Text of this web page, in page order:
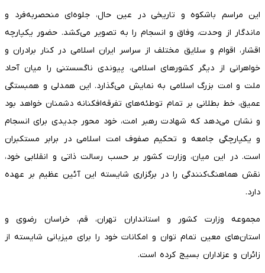
این مراسم باشکوه و تاریخی در عین حال، جلوه‌ای منحصربه‌فرد و
ماندگار از وحدت، وفاق و انسجام را به تصویر می‌کشد. حضور یکپارچه
اقشار، اقوام و سلایق مختلف از سراسر ایران اسلامی در کنار برادران و
خواهرانی از دیگر کشورهای اسلامی، پیوندی ناگسستنی را میان آحاد
ملت و امت بزرگ اسلامی به نمایش می‌گذارد. این همدلی و همبستگی
عمیق، خط بطلانی بر تمام توطئه‌های تفرقه‌افکنانه دشمنان خواهد بود
و نشان می‌دهد که شهادت رهبر امت، خود محور جدیدی برای انسجام
و یکپارچگی جامعه و تحکیم صفوف امت اسلامی در برابر مستکبران
است. در این میان، وزارت کشور بر حسب رسالت ذاتی و انقلابی خود،
نقش هماهنگ‌کنندگی را در برگزاری شایسته این آئین عظیم بر عهده
دارد.
مجموعه وزارت کشور و استانداران تهران، قم، خراسان رضوی و
استان‌های معین تمام توان و امکانات خود را برای میزبانی شایسته از
زائران و عزاداران بسیج کرده است.